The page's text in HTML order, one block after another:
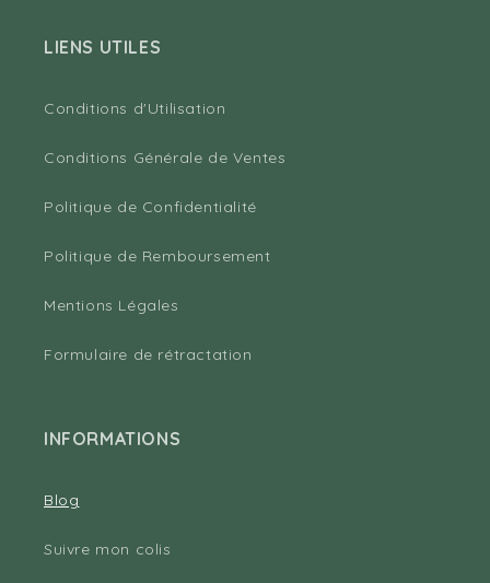
LIENS UTILES
Conditions d'Utilisation
Conditions Générale de Ventes
Politique de Confidentialité
Politique de Remboursement
Mentions Légales
Formulaire de rétractation
INFORMATIONS
Blog
Suivre mon colis